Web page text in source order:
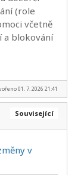
(role
včetně
a blokování
01. 7. 2026 21:41
Související
v